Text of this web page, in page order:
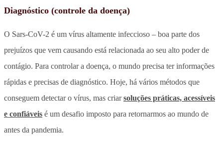
Diagnóstico (controle da doença)
O Sars-CoV-2 é um vírus altamente infeccioso – boa parte dos
prejuízos que vem causando está relacionada ao seu alto poder de
contágio. Para controlar a doença, o mundo precisa ter informações
rápidas e precisas de diagnóstico. Hoje, há vários métodos que
conseguem detectar o vírus, mas criarsoluções práticas, acessíveis
e confiáveis é um desafio imposto para retornarmos ao mundo de
antes da pandemia.